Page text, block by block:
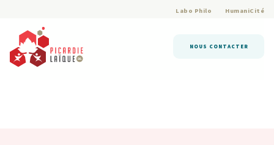
Labo Philo HumaniCité
NOUS CONTACTER